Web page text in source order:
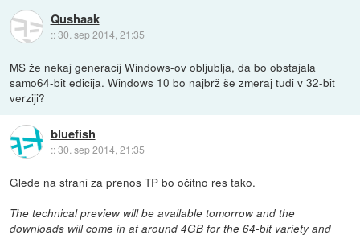
Qushaak
::30. sep 2014, 21:35
MS že nekaj generacij Windows-ov obljublja, da bo obstajala
samo64-bit edicija. Windows 10 bo najbrž še zmeraj tudi v 32-bit
verziji?
bluefish
::30. sep 2014, 21:35
Glede na strani za prenos TP bo očitno res tako.
The technical preview will be available tomorrow and the
downloads will come in at around 4GB for the 64-bit variety and